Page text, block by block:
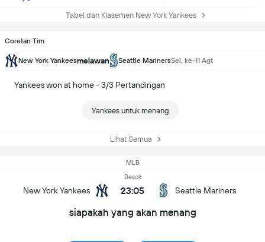
Tabel dan Klasemen New York Yankees
Coretan Tim
New York Yankeesmelawan Seattle MarinersSel, ke-11 Agt
Yankees won at home - 3/3 Pertandingan
Yankees untuk menang
Lihat Semua
MLB
New York Yankees
Besok
23:05 Seattle Mariners
siapakah yang akan menang